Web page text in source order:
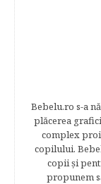
Bebelu.ro s-a
plăcerea
complex
copilului.
copii şi
propunem